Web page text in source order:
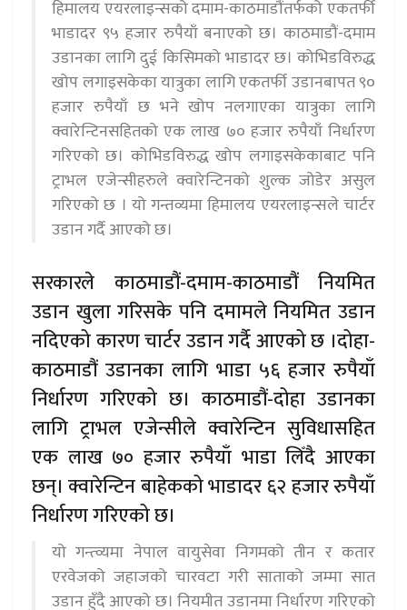
हिमालय एयरलाइन्सको दमाम-काठमाडौंतर्फको एकतर्फी
भाडादर ९५ हजार रुपैयाँ बनाएको छ। काठमाडौं-दमाम
उडानका लागि दुई किसिमको भाडादर छ। कोभिडविरुद्ध
खोप लगाइसकेका यात्रुका लागि एकतर्फी उडानबापत ९०
हजार रुपैयाँ छ भने खोप नलगाएका यात्रुका लागि
क्वारेन्टिनसहितको एक लाख ७० हजार रुपैयाँ निर्धारण
गरिएको छ। कोभिडविरुद्ध खोप लगाइसकेकाबाट पनि
ट्राभल एजेन्सीहरुले क्वारेन्टिनको शुल्क जोडेर असुल
गरिएको छ । यो गन्तव्यमा हिमालय एयरलाइन्सले चार्टर
उडान गर्दै आएको छ।
सरकारले काठमाडौं-दमाम-काठमाडौं नियमित
उडान खुला गरिसके पनि दमामले नियमित उडान
नदिएको कारण चार्टर उडान गर्दै आएको छ ।दोहा-
काठमाडौं उडानका लागि भाडा ५६ हजार रुपैयाँ
निर्धारण गरिएको छ। काठमाडौं-दोहा उडानका
लागि ट्राभल एजेन्सीले क्वारेन्टिन सुविधासहित
एक लाख ७० हजार रुपैयाँ भाडा लिँदै आएका
छन्। क्वारेन्टिन बाहेकको भाडादर ६२ हजार रुपैयाँ
निर्धारण गरिएको छ।
यो गन्त्व्यमा नेपाल वायुसेवा निगमको तीन र कतार
एरवेजको जहाजको चारवटा गरी साताको जम्मा सात
उडान हुँदै आएको छ। नियमीत उडानमा निर्धारण गरिएको